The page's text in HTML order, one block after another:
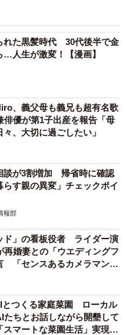
れた黒髪時代 30代後半で金
人生が激変！【漫画】
、義父母も義兄も超有名歌
俳優が第1子出産を報告「母
、大切に過ごしたい」
談が3割増加 帰省時に確認
らす親の異変」チェックポイ
報部
ド」の看板役者 ライダー演
再婚妻との「ウエディングフ
「センスあるカメラマン求
とつくる家庭菜園 ローカル
たちとお話しながら開墾して
マートな菜園生活」実現な